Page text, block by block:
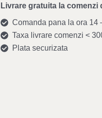
Livrare gratuita la comenzi
Comanda pana la ora 14
Taxa livrare comenzi <
Plata securizata